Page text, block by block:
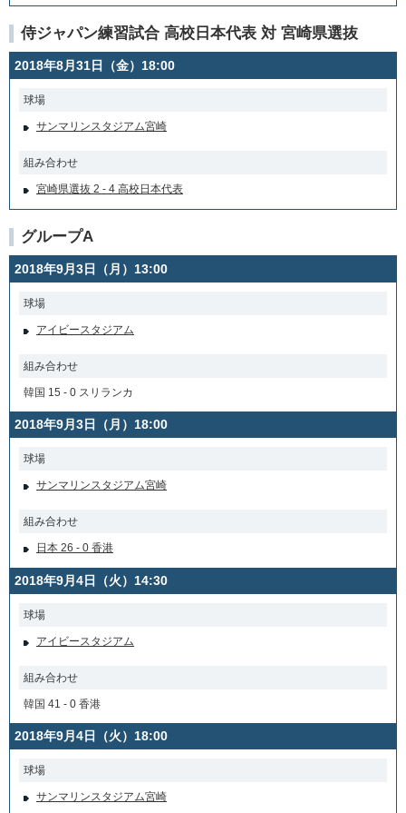
侍ジャパン練習試合 高校日本代表 対 宮崎県選抜
2018年8月31日（金）18:00
球場
サンマリンスタジアム宮崎
組み合わせ
宮崎県選抜 2 - 4 高校日本代表
グループA
2018年9月3日（月）13:00
球場
アイビースタジアム
組み合わせ
韓国 15 - 0 スリランカ
2018年9月3日（月）18:00
球場
サンマリンスタジアム宮崎
組み合わせ
日本 26 - 0 香港
2018年9月4日（火）14:30
球場
アイビースタジアム
組み合わせ
韓国 41 - 0 香港
2018年9月4日（火）18:00
球場
サンマリンスタジアム宮崎